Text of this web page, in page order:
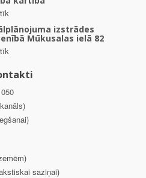
izstrādes
Mūkusalas ielā 82
saziņai)